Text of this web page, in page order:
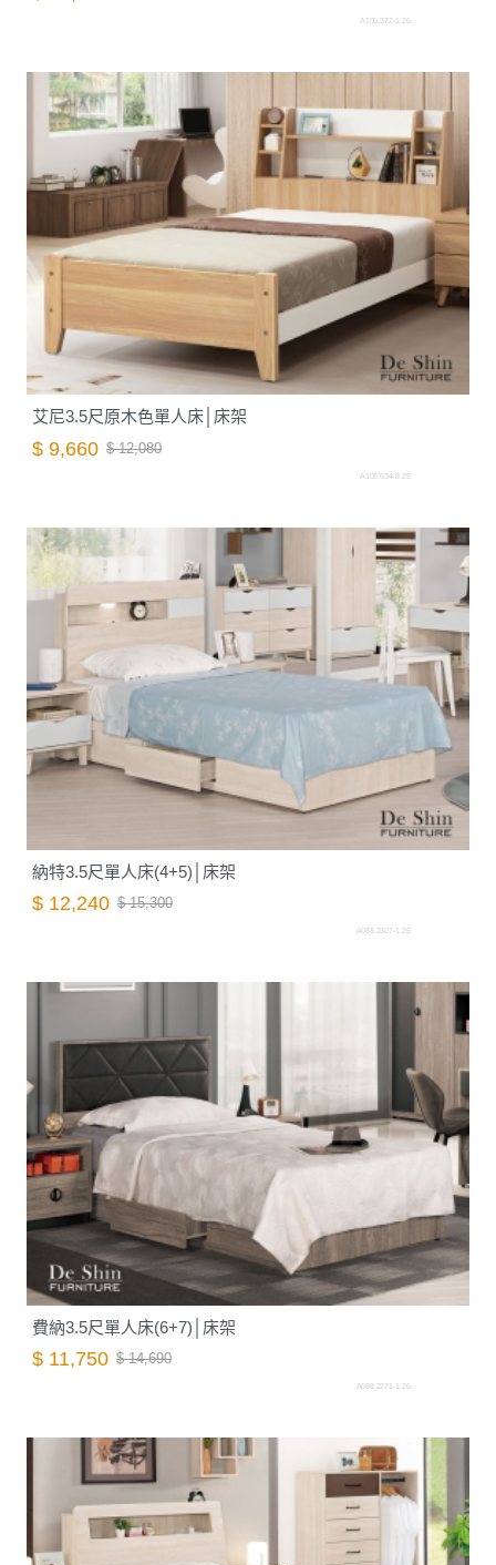
A105.372-1.26
艾尼3.5尺原木色單人床│床架
$ 9,660 $ 12,080
A108.634-8.25
納特3.5尺單人床(4+5)│床架
$ 12,240 $ 15,300
A088.2307-1.26
費納3.5尺單人床(6+7)│床架
$ 11,750 $ 14,690
A088.2271-1.26